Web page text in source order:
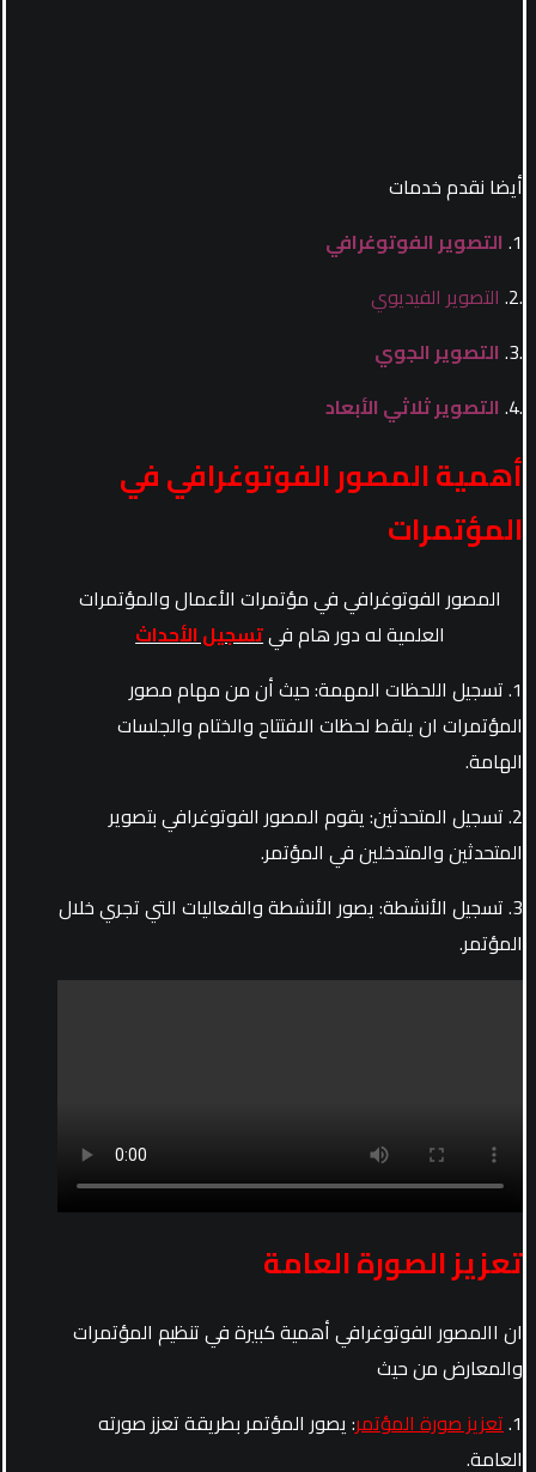
أيضا نقدم خدمات
1. التصوير الفوتوغرافي
.2. التصوير الفيديوي
.3. التصوير الجوي
.4. التصوير ثلاثي الأبعاد
أهمية المصور الفوتوغرافي في
المؤتمرات
المصور الفوتوغرافي في مؤتمرات الأعمال والمؤتمرات
العلمية له دور هام فيتسجيل الأحداث
1. تسجيل اللحظات المهمة: حيث أن من مهام مصور
المؤتمرات ان يلقط لحظات الافتتاح والختام والجلسات
الهامة.
2. تسجيل المتحدثين: يقوم المصور الفوتوغرافي بتصوير
المتحدثين والمتدخلين في المؤتمر.
3. تسجيل الأنشطة: يصور الأنشطة والفعاليات التي تجري خلال
المؤتمر.
تعزيز الصورة العامة
ان االمصور الفوتوغرافي أهمية كبيرة في تنظيم المؤتمرات
والمعارض من حيث
1. تعزيز صورة المؤتمر: يصور المؤتمر بطريقة تعزز صورته
العامة.